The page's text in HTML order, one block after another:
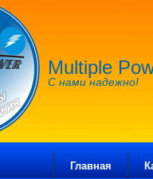
Multiple
С нами надежно!
Главная